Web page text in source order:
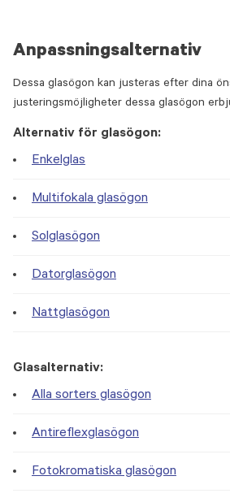
Anpassningsalternativ
Dessa glasögon kan justeras efter dina
justeringsmöjligheter dessa glasögon
Alternativ för glasögon:
Enkelglas
Multifokala glasögon
Solglasögon
Datorglasögon
Nattglasögon
Glasalternativ:
Alla sorters glasögon
Antireflexglasögon
Fotokromatiska glasögon